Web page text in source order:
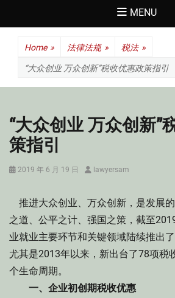
MENU
Home » 法律法规 » 税法 »
“大众创业 万众创新”税收优惠政策指引
“大众创业 万众创新”
策指引
Posted
2019 年 6 月 19 日 Authorlawyersam
推进大众创业、万众创新，是发展
之道、公平之计、强国之策，截至
业就业主要环节和关键领域陆续推出
尤其是2013年以来，新出台了78项税
个生命周期。
一、企业初创期税收优惠